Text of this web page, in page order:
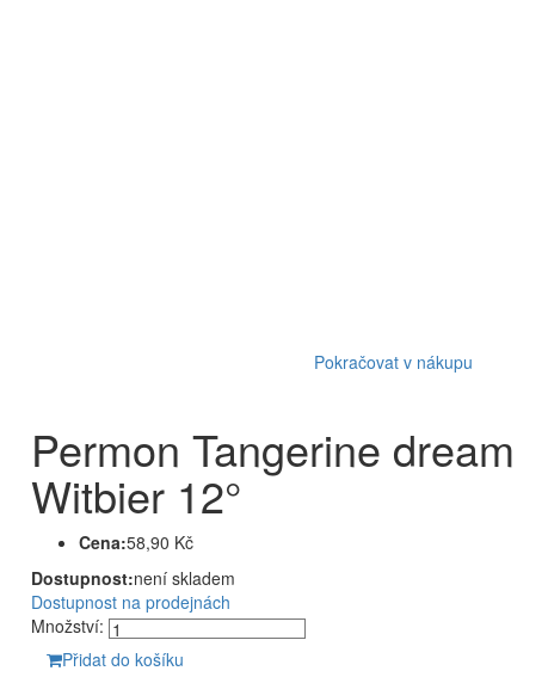
Pokračovat v nákupu
Permon Tangerine dream
Witbier 12°
Cena:58,90 Kč
Dostupnost:není skladem
Dostupnost na prodejnách
Množství:
Přidat do košíku